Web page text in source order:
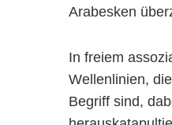
Arabesken
In freiem
Wellenlinien,
Begriff sind,